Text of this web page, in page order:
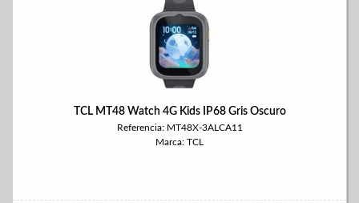
TCL MT48 Watch 4G Kids IP68 Gris Oscuro
Referencia: MT48X-3ALCA11
Marca: TCL